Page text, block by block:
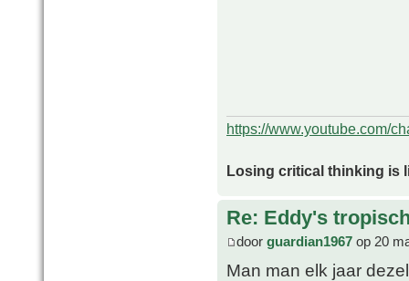
https://www.youtube.com/
Losing critical thinking is
Re: Eddy's
door guardian1967 op 20
Man man elk jaar